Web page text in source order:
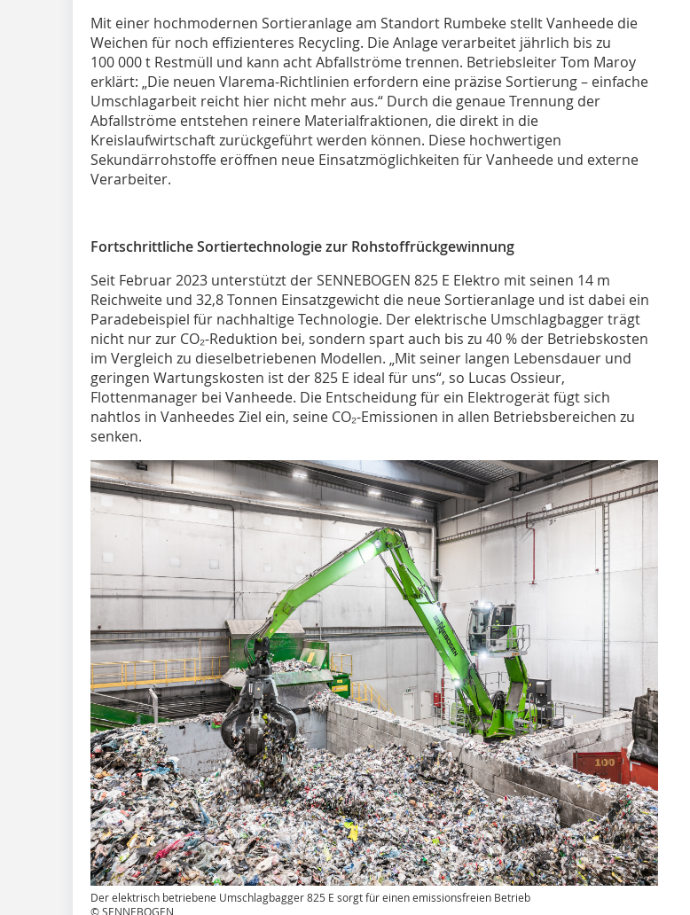
Mit einer hochmodernen Sortieranlage am Standort Rumbeke stellt Vanheede die
Weichen für noch effizienteres Recycling. Die Anlage verarbeitet jährlich bis zu
100 000 t Restmüll und kann acht Abfallströme trennen. Betriebsleiter Tom Maroy
erklärt: „Die neuen Vlarema-Richtlinien erfordern eine präzise Sortierung – einfache
Umschlagarbeit reicht hier nicht mehr aus.“ Durch die genaue Trennung der
Abfallströme entstehen reinere Materialfraktionen, die direkt in die
Kreislaufwirtschaft zurückgeführt werden können. Diese hochwertigen
Sekundärrohstoffe eröffnen neue Einsatzmöglichkeiten für Vanheede und externe
Verarbeiter.
Fortschrittliche Sortiertechnologie zur Rohstoffrückgewinnung
Seit Februar 2023 unterstützt der SENNEBOGEN 825 E Elektro mit seinen 14 m
Reichweite und 32,8 Tonnen Einsatzgewicht die neue Sortieranlage und ist dabei ein
Paradebeispiel für nachhaltige Technologie. Der elektrische Umschlagbagger trägt
nicht nur zur CO₂-Reduktion bei, sondern spart auch bis zu 40 % der Betriebskosten
im Vergleich zu dieselbetriebenen Modellen. „Mit seiner langen Lebensdauer und
geringen Wartungskosten ist der 825 E ideal für uns“, so Lucas Ossieur,
Flottenmanager bei Vanheede. Die Entscheidung für ein Elektrogerät fügt sich
nahtlos in Vanheedes Ziel ein, seine CO₂-Emissionen in allen Betriebsbereichen zu
senken.
Der elektrisch betriebene Umschlagbagger 825 E sorgt für einen emissionsfreien Betrieb
© SENNEBOGEN